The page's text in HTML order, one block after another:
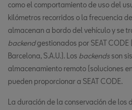
como el comportamiento de uso del
kilómetros recorridos o la frecuencia
almacenan a bordo del vehículo y se
backendgestionados por SEAT CODE
Barcelona, S.A.U.). Los backends son
almacenamiento remoto (soluciones
pueden proporcionar a SEAT CODE.
La duración de la conservación de